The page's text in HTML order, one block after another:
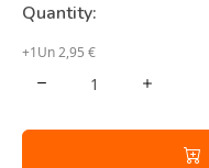
Quantity:
+1Un 2,95 €